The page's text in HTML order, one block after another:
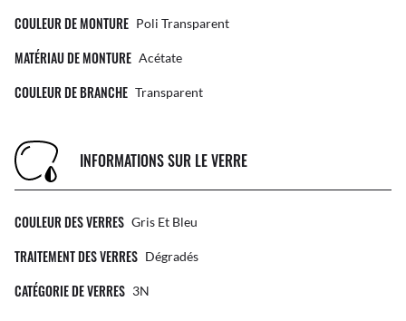
COULEUR DE MONTURE Poli Transparent
MATÉRIAU DE MONTURE Acétate
COULEUR DE BRANCHE Transparent
INFORMATIONS SUR LE VERRE
COULEUR DES VERRES Gris Et Bleu
TRAITEMENT DES VERRES Dégradés
CATÉGORIE DE VERRES 3N